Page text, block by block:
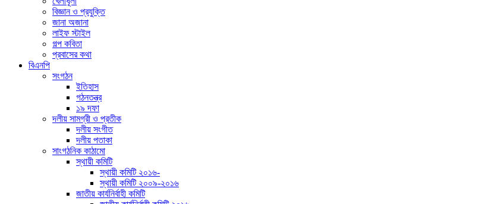
বিজ্ঞান ও প্রযুক্তি
জানা অজানা
লাইফ স্টাইল
গল্প কবিতা
প্রবাসের কথা
বিএনপি
সংগঠন
ইতিহাস
গঠনতন্ত্র
১৯ দফা
দলীয় সামগ্রী ও প্রতীক
দলীয় সংগীত
দলীয় পতাকা
সাংগঠনিক কাঠামো
স্থায়ী কমিটি
স্থায়ী কমিটি ২০১৬-
স্থায়ী কমিটি ২০০৯-২০১৬
জাতীয় কার্যনির্বাহী কমিটি